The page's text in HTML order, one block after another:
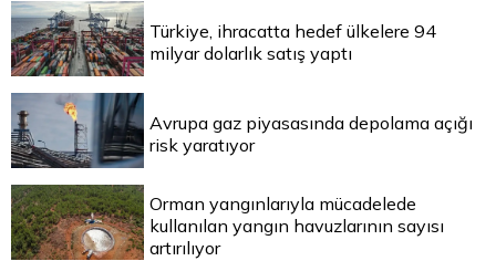
Türkiye, ihracatta hedef ülkelere 94
milyar dolarlık satış yaptı
Avrupa gaz piyasasında depolama açığı
risk yaratıyor
Orman yangınlarıyla mücadelede
kullanılan yangın havuzlarının sayısı
artırılıyor